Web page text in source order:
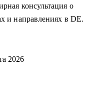
консультация о
и направлениях в DE.
2026